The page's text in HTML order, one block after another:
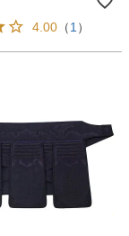
4.00 （1 ）